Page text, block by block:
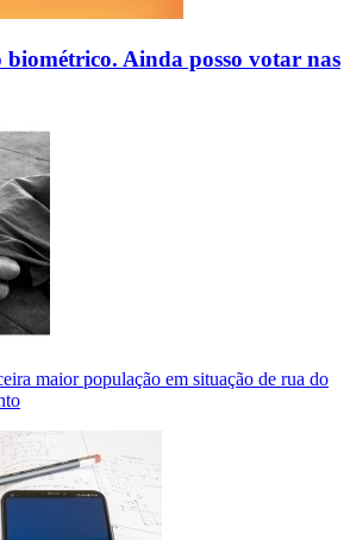
biométrico. Ainda posso votar nas
maior população em situação de rua do